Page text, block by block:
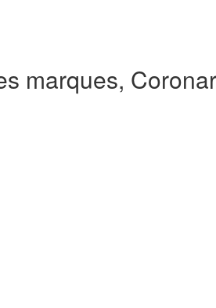
marques,